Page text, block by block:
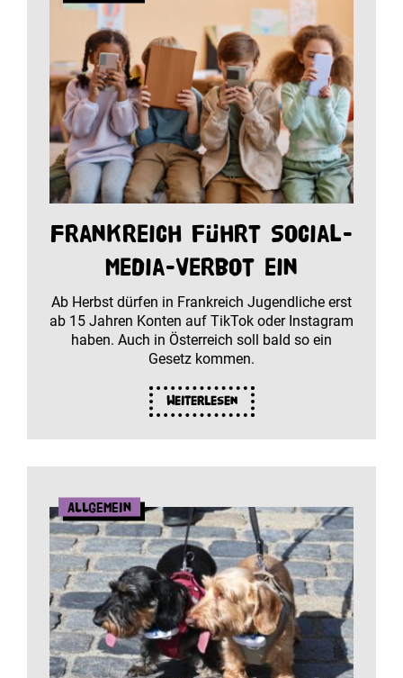
Frankreich führt Social-
Media-Verbot ein
Ab Herbst dürfen in Frankreich Jugendliche erst
ab 15 Jahren Konten auf TikTok oder Instagram
haben. Auch in Österreich soll bald so ein
Gesetz kommen.
Weiterlesen
Allgemein